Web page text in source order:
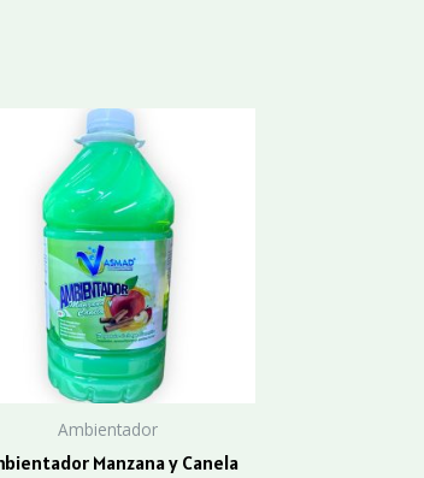
Ambientador
Manzana y Canela